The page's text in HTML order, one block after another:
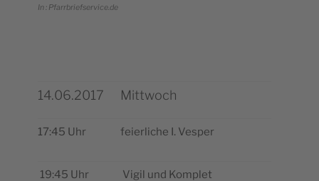
In : Pfarrbriefservice.de
14.06.2017 Mittwoch
17:45 Uhr feier­liche I. Vesper
19:45 Uhr Vigil und Komplet